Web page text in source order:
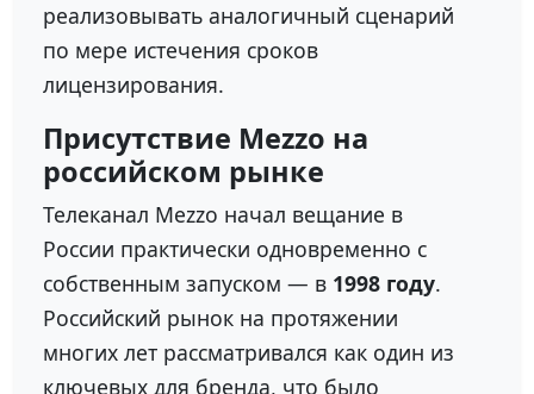
реализовывать аналогичный сценарий
по мере истечения сроков
лицензирования.
Присутствие Mezzo на
российском рынке
Телеканал Mezzo начал вещание в
России практически одновременно с
собственным запуском — в 1998 году.
Российский рынок на протяжении
многих лет рассматривался как один из
ключевых для бренда, что было